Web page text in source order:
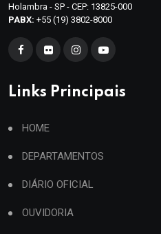
Holambra - SP - CEP: 13825-000
PABX: +55 (19) 3802-8000
Links Principais
HOME
DEPARTAMENTOS
DIÁRIO OFICIAL
OUVIDORIA